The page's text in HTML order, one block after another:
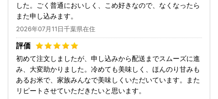
した。ごく普通においしく、こめ好きなので、なくなったら
また申し込みます。
2026年07月11日千葉県在住
初めて注文しましたが、申し込みから配送までスムーズに進
み、大変助かりました。冷めても美味しく、ほんのり甘みも
あるお米で、家族みんなで美味しくいただいています。また
リピートさせていただきたいと思います。